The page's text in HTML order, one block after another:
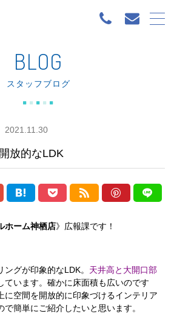
BLOG
スタッフブログ
2021.11.30
放的なLDK
ホーム神栖店》広報課です！
グが印象的なLDK。 天井高と大開口部
ています。確かに床面積も広いのです
に空間を開放的に印象づけるインテリア
簡単にご紹介したいと思います。